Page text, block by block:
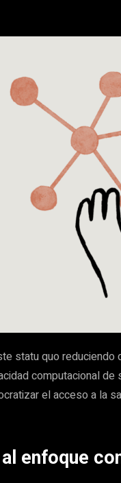
statu quo
computacional
el acceso a la
al enfoque